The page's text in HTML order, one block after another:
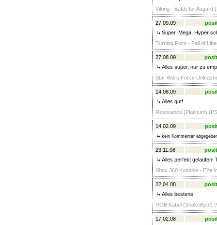
Viking - Battle for Asgard
27.09.09
Super, Mega, Hyper
Turning Point - Fall of
27.08.09
Alles super, nur zu
Star Wars Force
14.08.09
Alles gut!
Resistance (Platinum)
14.02.09
kein Kommenter
23.11.08
Alles perfekt gelaufen!
Xbox 360 Konsole - Elite
22.04.08
Alles bestens!
RGB Kabel (SnakeByte)
17.02.08